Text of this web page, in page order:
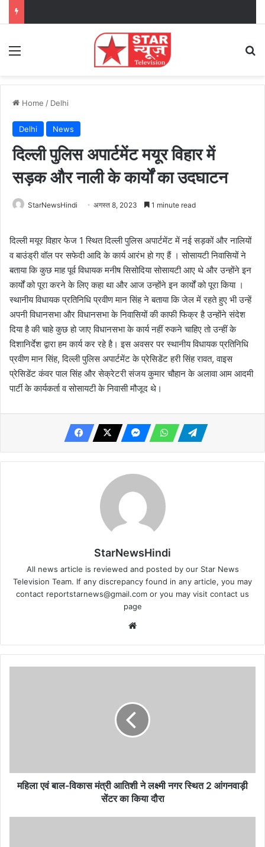
Menu
Home / Delhi
Delhi News
दिल्ली पुलिस अपार्टमेंट मयूर विहार में
सड़क और नाली के कार्यों का उदघाटन
StarNewsHindi अगस्त 8, 2023 1 minute read
दिल्ली मयूर विहार फेज 1 स्थित दिल्ली पुलिस अपार्टमेंट में नई सड़कों और नालियों
व बाउंड्री वॉल पर सफेदी आदि के कार्य आरंभ हो गए हैं । सोसायटी निवासियों ने
बताया कि कुछ माह पूर्व विधायक मनीष सिसोदिया सोसायटी आए थे और उन्होंने इन
कार्यों को पूरा करने के लिए कहा था और आज उन्होंने इन कार्यों को पूरा किया ।
स्थानीय विधायक प्रतिनिधि प्रवीण मान सिंह ने बताया कि जेल में रहते हुए भी उन्हें
अपनी विधानसभा और विधानसभा के निवासियों की काफी फिक्र है उन्होंने संदेश
दिया है की चाहे कुछ हो जाए विधानसभा के कार्य नहीं रुकने चाहिए तो उन्हीं के
दिशानिर्देश द्वारा हम कार्य कर रहे है। इस अवसर पर स्थानीय विधायक प्रतिनिधि
प्रवीण मान सिंह, दिल्ली पुलिस अपार्टमेंट के प्रेसिडेंट हरी सिंह रावत, वाइस
प्रेसिडेंट कंवर पाल सिंह और सेक्रेटरी संजय कुमार चौहान के अलावा आम आदमी
पार्टी के कार्यकर्ता व सोसायटी के निवासी मौजूद थे।
StarNewsHindi
All news article is reviewed and posted by our Star News
Television Team. If any discrepancy found in any article, you may
contact reportstarnews@gmail.com or you may visit contact us
page
नगर
स्थित
महिला एवं बाल-विकास मंत्री आतिशी ने लक्ष्मी नगर स्थित 2 आंगनवाड़ी
सेंटर का किया दौरा